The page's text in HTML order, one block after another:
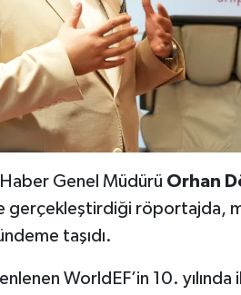
Genel Müdürü Orhan
gerçekleştirdiği röportajda,
taşıdı.
WorldEF’in 10. yılında